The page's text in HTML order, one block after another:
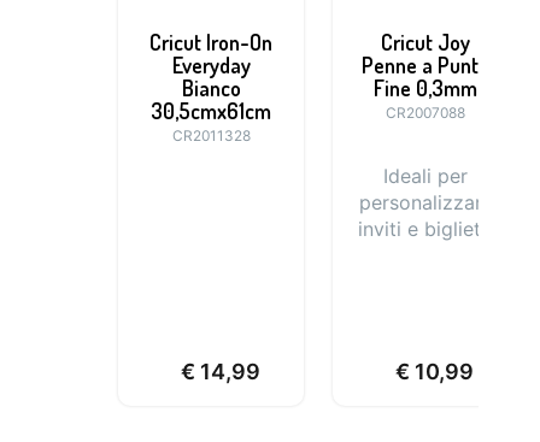
Cricut Iron-On
Everyday
Bianco
30,5cmx61cm
CR2011328
€ 14,99
Cricut Joy
Penne a Punta
Fine 0,3mm
CR2007088
Ideali per
personalizzare
inviti e biglietti
€ 10,99